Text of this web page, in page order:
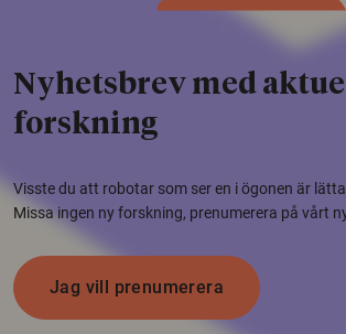
Nyhetsbrev med
forskning
Visste du att robotar som ser en i ögonen är
Missa ingen ny forskning, prenumerera på vårt
Jag vill prenumerera